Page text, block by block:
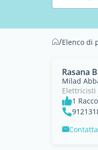
/Elenco di
Rasana
Milad
Elettricisti
1